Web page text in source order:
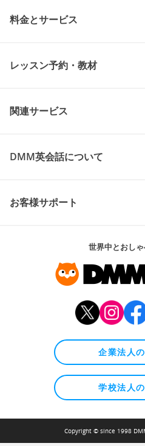
料金とサービス
レッスン予約・教材
関連サービス
DMM英会話について
お客様サポート
世界中とおし
企業法人
学校法人
Copyright © since 1998